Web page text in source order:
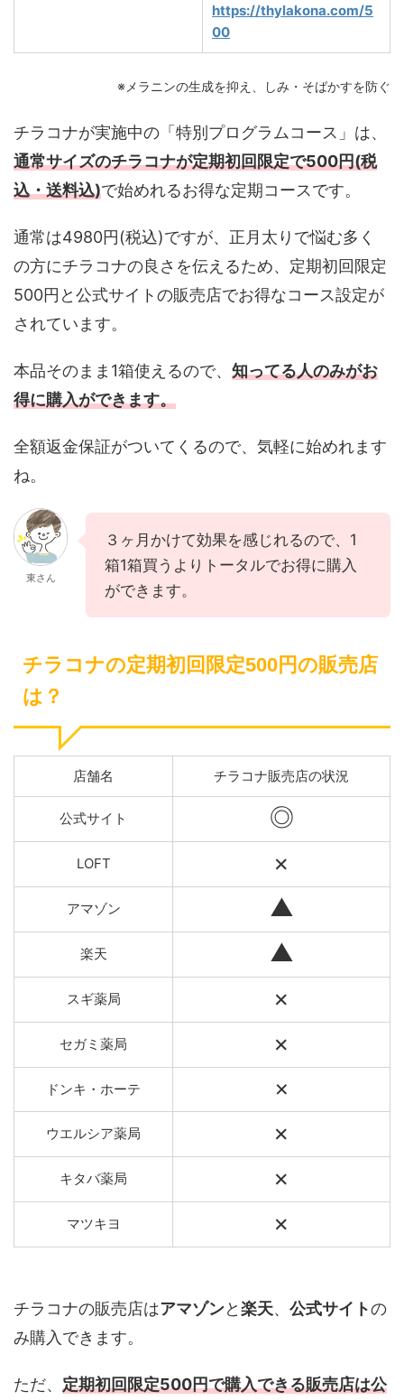
https://thylakona.com/5
00
※メラニンの生成を抑え、しみ・そばかすを防ぐ
チラコナが実施中の「特別プログラムコース」は、
通常サイズのチラコナが定期初回限定で500円(税
込・送料込)で始めれるお得な定期コースです。
通常は4980円(税込)ですが、正月太りで悩む多く
の方にチラコナの良さを伝えるため、定期初回限定
500円と公式サイトの販売店でお得なコース設定が
されています。
本品そのまま1箱使えるので、 知ってる人のみがお
得に購入ができます。
全額返金保証がついてくるので、気軽に始めれます
ね。
東さん
３ヶ月かけて効果を感じれるので、1
箱1箱買うよりトータルでお得に購入
ができます。
チラコナの定期初回限定500円の販売店
は？
店舗名 チラコナ販売店の状況
公式サイト ◎
LOFT ×
アマゾン ▲
楽天 ▲
スギ薬局 ×
セガミ薬局 ×
ドンキ・ホーテ ×
ウエルシア薬局 ×
キタバ薬局 ×
マツキヨ ×
チラコナの販売店はアマゾンと楽天、 公式サイトの
み購入できます。
ただ、 定期初回限定500円で購入できる販売店は公